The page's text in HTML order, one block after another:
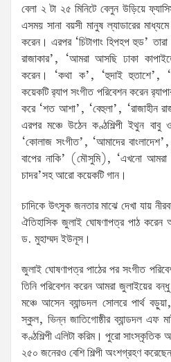
বেলা ২ টা ২৫ মিনিটে বেলুন উড়িয়ে
এসময় সানা বয়সী মানুষ ল্যাডারের
করেন। এরপর ‘চিটাগাং হিপহপ হুড’
রাজাকার’, ‘আমরা আসছি ঢাকা
করেন। ‘কথা ক’, ‘হুদাই হুতাশে’,
কয়েকটি র‌্যাপ সংগীত পরিবেশন করেন
করে ‘শত আশা’, ‘বেহুলা’, ‘রাজাহীন
এরপর মঞ্চে উঠেন কণ্ঠশিল্পী ইথুন বাবু
‘কোলাজ সংগীত’, ‘আমাদের
বাপের নাকি’ (মৌসুমি), ‘এখনো
চাদর’সহ আরো কয়েকটি গান।
চাদিকে উৎসুক জনতার মাঝে দেখা যায়
ঐতিহাসিক জুলাই ঘোষণাপত্র পাঠ করেন
ড. মুহাম্মদ ইউনূস।
জুলাই ঘোষণাপত্র পাঠের পর সংগীত
তিনি পরিবেশন করেন আমরা জুলাইয়ের
মঞ্চে আসেন ব্যান্ডদল সোলরে পার্থ
স্কুল, ভিন্ন জাতিগোষ্ঠীর ব্যান্ডদল এফ
কণ্ঠশিল্পী এলিটা করিম। পুরো সাংস্কৃতিক
২৫০ জনেরও বেশি শিল্পী অংশগ্রহণ